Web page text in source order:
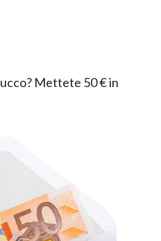
Mettete 50 € in